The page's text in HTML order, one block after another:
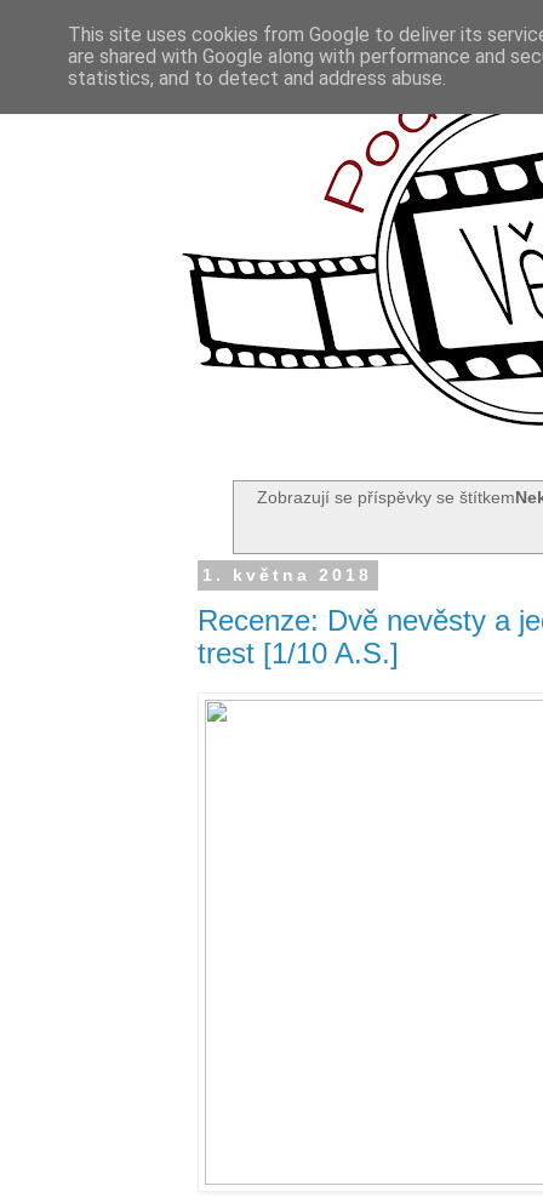
Zobrazují se příspěvky se štítkem
1. května 2018
Recenze: Dvě nevěsty a
trest [1/10 A.S.]
This site uses cookies from Google to deliver its
are shared with Google along with performance and
statistics, and to detect and address abuse.